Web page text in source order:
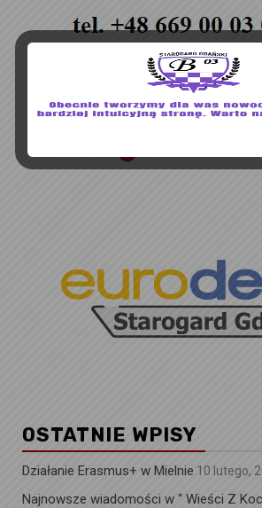
OSTATNIE WPISY
Działanie Erasmus+ w Mielnie 10 lutego,
Najnowsze wiadomości w “ Wieści Z